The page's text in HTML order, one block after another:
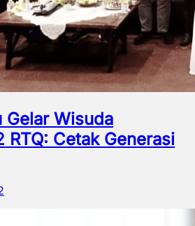
Gelar Wisuda
RTQ: Cetak Generasi